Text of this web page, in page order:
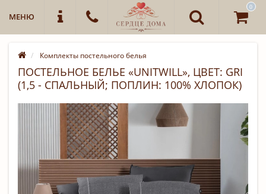
МЕНЮ
0
Комплекты постельного белья
ПОСТЕЛЬНОЕ БЕЛЬЕ «UNITWILL», ЦВЕТ: GRI
(1,5 - СПАЛЬНЫЙ; ПОПЛИН: 100% ХЛОПОК)